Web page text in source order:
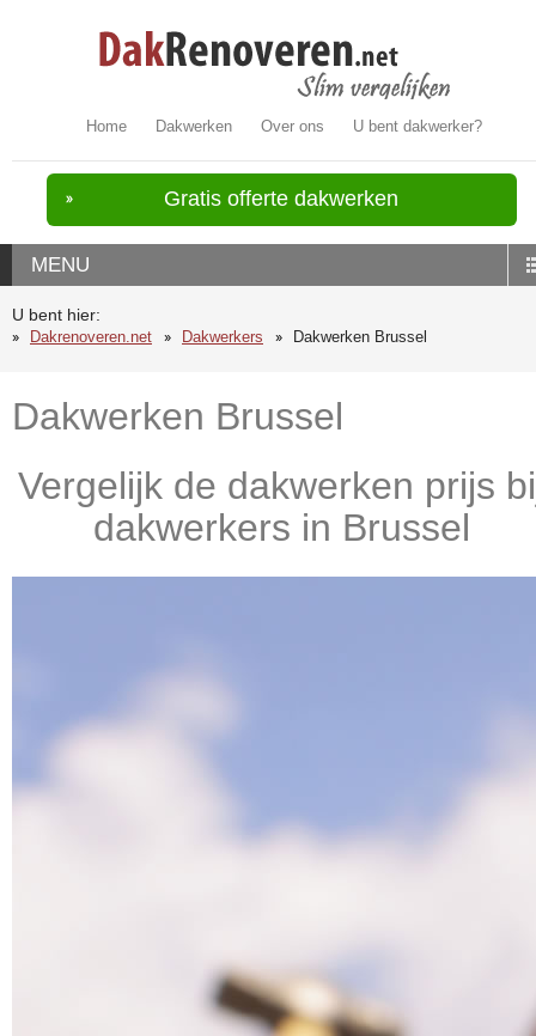
Home Dakwerken Over ons U bent dakwerker?
Gratis offerte dakwerken
MENU
U bent hier:
Dakrenoveren.net
Dakwerkers Dakwerken Brussel
Dakwerken Brussel
Vergelijk de dakwerken prijs
dakwerkers in Brussel